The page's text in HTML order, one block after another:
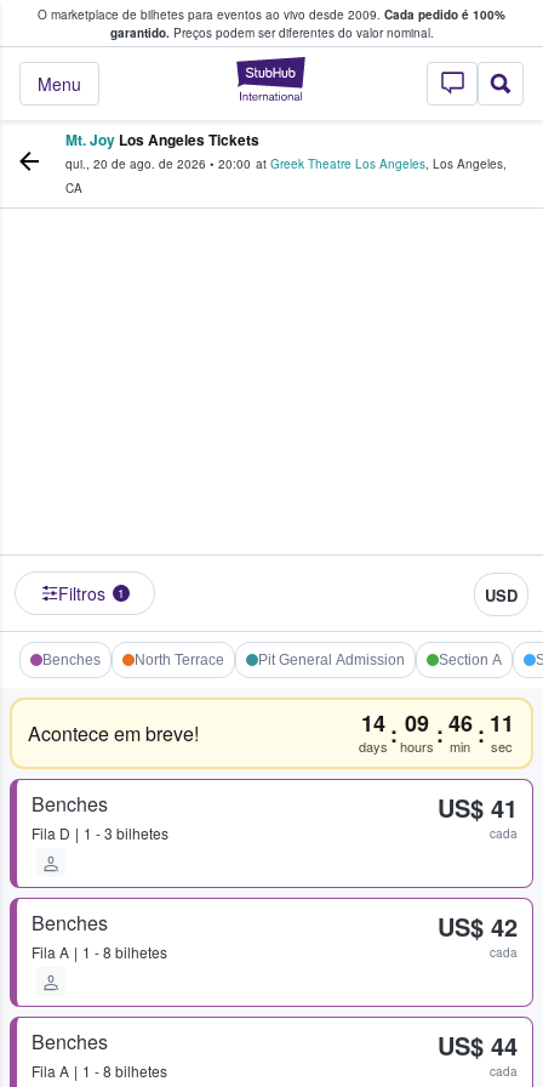
O marketplace de bilhetes para eventos ao vivo desde 2009. Cada pedido é 100%
garantido.Preços podem ser diferentes do valor nominal.
StubHub – onde
Menu
fãs compram e vendem bilhetes
Mt. Joy Los Angeles Tickets
qui., 20 de ago. de 2026 • 20:00 at Greek Theatre Los Angeles, Los Angeles,
CA
Filtros 1 USD
Benches North Terrace Pit General Admission Section A
Acontece em breve! 14
days : 09
hours :46
min : 11
sec
Benches
Fila D 1 - 3 bilhetes
US$ 41
cada
Benches
Fila A 1 - 8 bilhetes
US$ 42
cada
Benches
Fila A 1 - 8 bilhetes
US$ 44
cada